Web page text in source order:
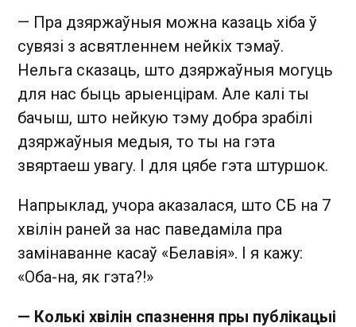
— Пра дзяржаўныя можна казаць хіба ў
сувязі з асвятленнем нейкіх тэмаў.
Нельга сказаць, што дзяржаўныя могуць
для нас быць арыенцірам. Але калі ты
бачыш, што нейкую тэму добра зрабілі
дзяржаўныя медыя, то ты на гэта
звяртаеш увагу. І для цябе гэта штуршок.
Напрыклад, учора аказалася, што СБ на 7
хвілін раней за нас паведаміла пра
замінаванне касаў «Белавія». І я кажу:
«Оба-на, як гэта?!»
— Колькі хвілін спазнення пры публікацыі